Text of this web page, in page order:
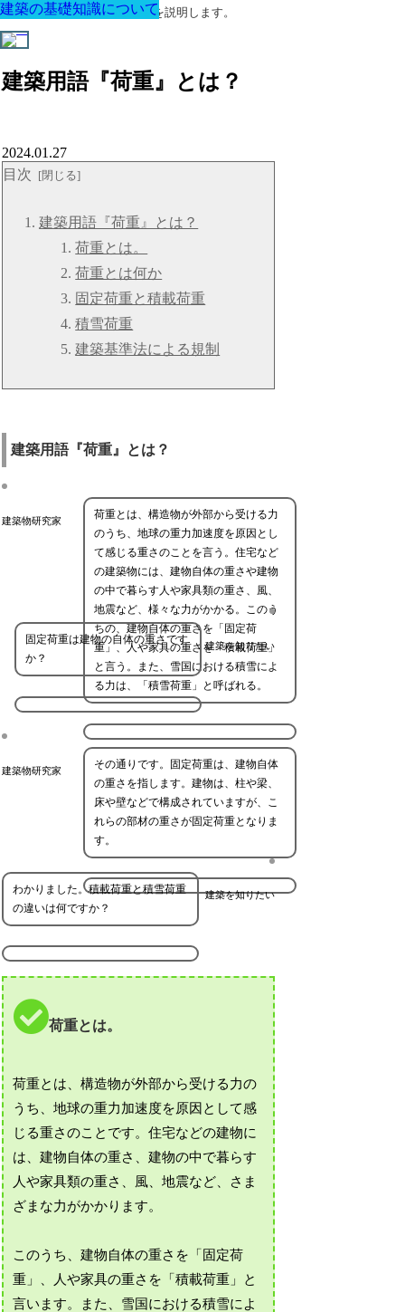
建築に関する用語と関連法令を説明します。
建築用語『荷重』とは？
建築の基礎知識について
2024.01.27
目次
建築用語『荷重』とは？
荷重とは。
荷重とは何か
固定荷重と積載荷重
積雪荷重
建築基準法による規制
建築用語『荷重』とは？
建築物研究家
荷重とは、構造物が外部から受ける力
のうち、地球の重力加速度を原因とし
て感じる重さのことを言う。住宅など
の建築物には、建物自体の重さや建物
の中で暮らす人や家具類の重さ、風、
地震など、様々な力がかかる。このう
ちの、建物自体の重さを「固定荷
重」、人や家具の重さを「積載荷重」
と言う。また、雪国における積雪によ
る力は、「積雪荷重」と呼ばれる。
建築を知りたい
固定荷重は建物の自体の重さです
か？
建築物研究家
その通りです。固定荷重は、建物自体
の重さを指します。建物は、柱や梁、
床や壁などで構成されていますが、こ
れらの部材の重さが固定荷重となりま
す。
建築を知りたい
わかりました。積載荷重と積雪荷重
の違いは何ですか？
荷重とは。
荷重とは、構造物が外部から受ける力の
うち、地球の重力加速度を原因として感
じる重さのことです。住宅などの建物に
は、建物自体の重さ、建物の中で暮らす
人や家具類の重さ、風、地震など、さま
ざまな力がかかります。
このうち、建物自体の重さを「固定荷
重」、人や家具の重さを「積載荷重」と
言います。また、雪国における積雪によ
建築の基礎知識について
建築の基礎知識について
建築の基礎知識について
建築の基礎知識について
建築の基礎知識について
建築の基礎知識について